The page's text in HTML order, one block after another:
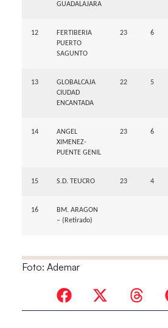
GUADALAJARA
12
FERTIBERIA
PUERTO
SAGUNTO
23 6
13
GLOBALCAJA
CIUDAD
ENCANTADA
22 5
14
ANGEL
XIMENEZ-
PUENTE GENIL
23 6
15 S.D. TEUCRO 23 4
16
BM. ARAGON
– (Retirado)
Foto: Ademar